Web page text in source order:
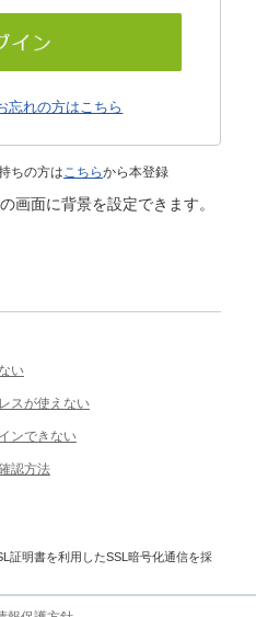
忘れの方はこちら
ちの方はこちらから本登録
画面に背景を設定できます。
い
スが使えない
ンできない
認方法
証明書を利用したSSL暗号化通信を採